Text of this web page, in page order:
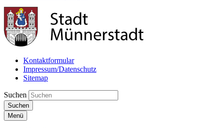
Kontaktformular
Impressum/Datenschutz
Sitemap
Suchen
Suchen
Menü